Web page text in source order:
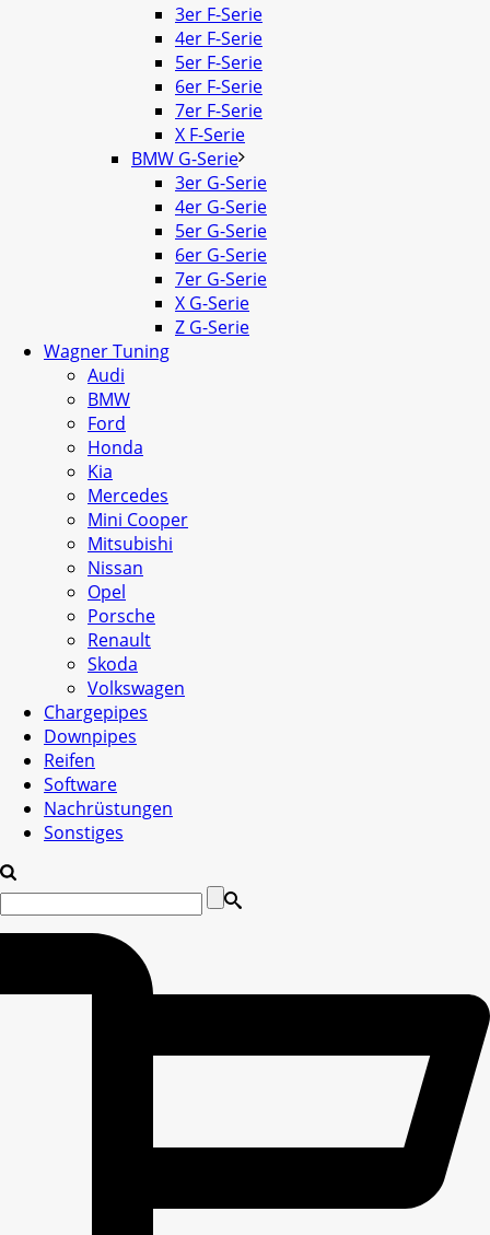
3er F-Serie
4er F-Serie
5er F-Serie
6er F-Serie
7er F-Serie
X F-Serie
BMW G-Serie
3er G-Serie
4er G-Serie
5er G-Serie
6er G-Serie
7er G-Serie
X G-Serie
Z G-Serie
Wagner Tuning
Audi
BMW
Ford
Honda
Kia
Mercedes
Mini Cooper
Mitsubishi
Nissan
Opel
Porsche
Renault
Skoda
Volkswagen
Chargepipes
Downpipes
Reifen
Software
Nachrüstungen
Sonstiges